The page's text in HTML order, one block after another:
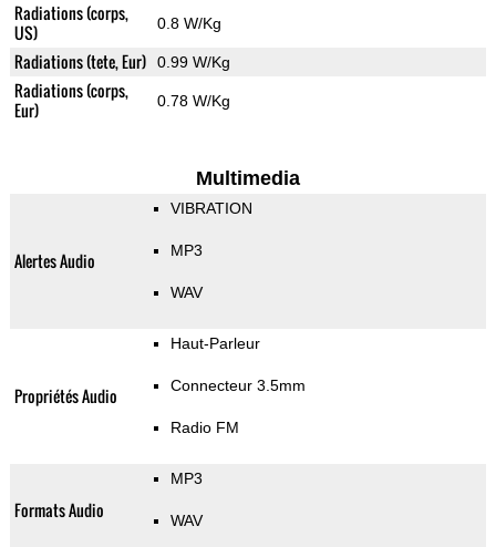
Radiations (corps,
US)
0.8 W/Kg
Radiations (tete, Eur) 0.99 W/Kg
Radiations (corps,
Eur)
0.78 W/Kg
Multimedia
Alertes Audio
VIBRATION
MP3
WAV
Propriétés Audio
Haut-Parleur
Connecteur 3.5mm
Radio FM
Formats Audio
MP3
WAV